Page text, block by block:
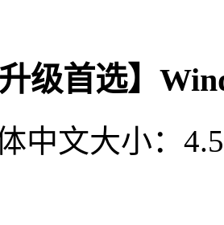
升级首选】
中文大小：